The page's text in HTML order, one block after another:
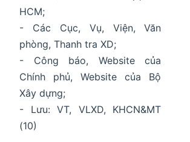
HCM;
- Các Cục, Vụ, Viện, Văn
phòng, Thanh tra XD;
- Công báo, Website của
Chính phủ, Website của Bộ
Xây dựng;
- Lưu: VT, VLXD, KHCN&MT
(10)